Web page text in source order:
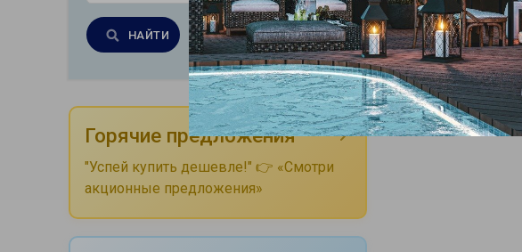
НАЙТИ Очистить
Горячие предложения
"Успей купить дешевле!" 👉 «Смотри
акционные предложения»